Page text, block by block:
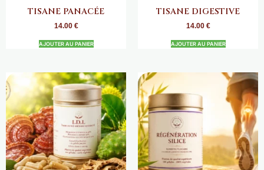
TISANE PANACÉE
14.00 €
AJOUTER AU PANIER
TISANE DIGESTIVE
14.00 €
AJOUTER AU PANIER